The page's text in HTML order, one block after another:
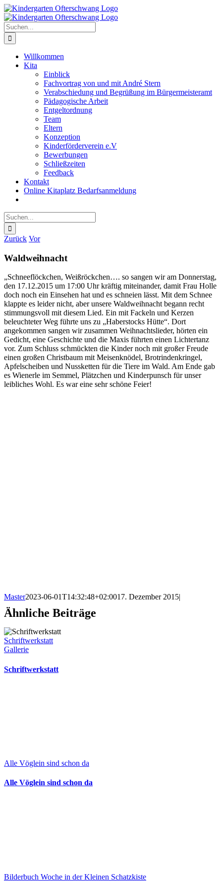
Zum
Inhalt
springen
Suche
nach:
Willkommen
Kita
Einblick
Fachvortrag von und mit André Stern
Verabschiedung und Begrüßung im Bürgermeisteramt
Pädagogische Arbeit
Entgeltordnung
Team
Eltern
Konzeption
Kinderförderverein e.V
Bewerbungen
Schließzeiten
Feedback
Kontakt
Online Kitaplatz Bedarfsanmeldung
Suche
nach:
Zurück Vor
Waldweihnacht
„Schneeflöckchen, Weißröckchen…. so sangen wir am Donnerstag,
den 17.12.2015 um 17:00 Uhr kräftig miteinander, damit Frau Holle
doch noch ein Einsehen hat und es schneien lässt. Mit dem Schnee
klappte es leider nicht, aber unsere Waldweihnacht begann recht
stimmungsvoll mit diesem Lied. Ein mit Fackeln und Kerzen
beleuchteter Weg führte uns zu „Haberstocks Hütte“. Dort
angekommen sangen wir zusammen Weihnachtslieder, hörten ein
Gedicht, eine Geschichte und die Maxis führten einen Lichtertanz
vor. Zum Schluss schmückten die Kinder noch mit großer Freude
einen großen Christbaum mit Meisenknödel, Brotrindenkringel,
Apfelscheiben und Nussketten für die Tiere im Wald. Am Ende gab
es Wienerle im Semmel, Plätzchen und Kinderpunsch für unser
leibliches Wohl. Es war eine sehr schöne Feier!
Master2023-06-01T14:32:48+02:0017. Dezember 2015|
Ähnliche Beiträge
Schriftwerkstatt
Gallerie
Schriftwerkstatt
Alle Vöglein sind schon da
Alle Vöglein sind schon da
Bilderbuch Woche in der Kleinen Schatzkiste